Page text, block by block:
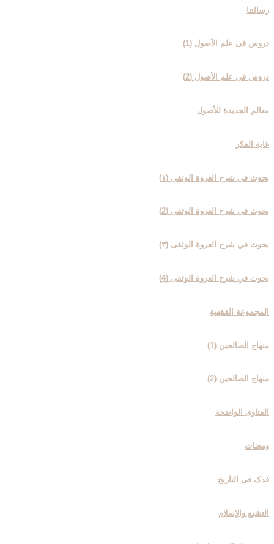
رسالتنا
دروس فی علم الأصول (1)
دروس فی علم الأصول (2)
معالم الجدیدة للأصول
غایة الفکر
بحوث في شرح العروة الوثقی (۱)
بحوث في شرح العروة الوثقی (2)
بحوث في شرح العروة الوثقی (۳)
بحوث في شرح العروة الوثقی (4)
المجموعة الفقهیة
منهاج الصالحین (1)
منهاج الصالحین (2)
الفتاوی الواضحة
ومضات
فدک فی التاریخ
التشیع والإسلام